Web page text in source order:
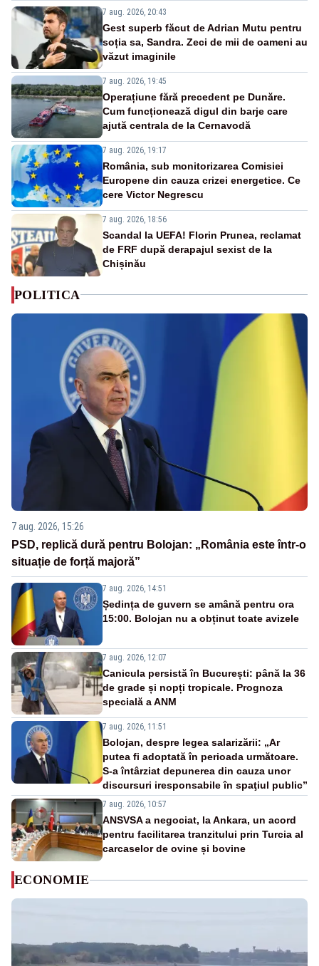
7 aug. 2026, 20:43
Gest superb făcut de Adrian Mutu pentru
soția sa, Sandra. Zeci de mii de oameni au
văzut imaginile
7 aug. 2026, 19:45
Operațiune fără precedent pe Dunăre.
Cum funcționează digul din barje care
ajută centrala de la Cernavodă
7 aug. 2026, 19:17
România, sub monitorizarea Comisiei
Europene din cauza crizei energetice. Ce
cere Victor Negrescu
7 aug. 2026, 18:56
Scandal la UEFA! Florin Prunea, reclamat
de FRF după derapajul sexist de la
Chișinău
POLITICA
7 aug. 2026, 15:26
PSD, replică dură pentru Bolojan: „România este într-o
situație de forță majoră”
7 aug. 2026, 14:51
Ședința de guvern se amână pentru ora
15:00. Bolojan nu a obținut toate avizele
7 aug. 2026, 12:07
Canicula persistă în București: până la 36
de grade și nopți tropicale. Prognoza
specială a ANM
7 aug. 2026, 11:51
Bolojan, despre legea salarizării: „Ar
putea fi adoptată în perioada următoare.
S-a întârziat depunerea din cauza unor
discursuri iresponsabile în spaţiul public”
7 aug. 2026, 10:57
ANSVSA a negociat, la Ankara, un acord
pentru facilitarea tranzitului prin Turcia al
carcaselor de ovine și bovine
ECONOMIE